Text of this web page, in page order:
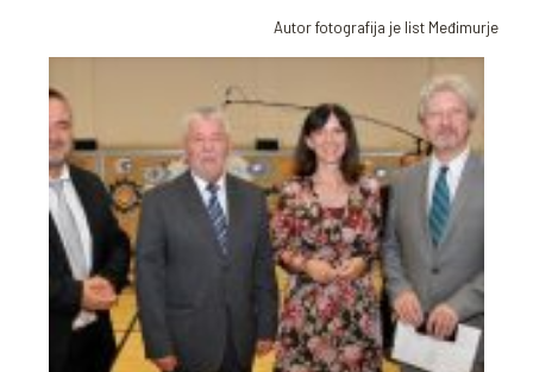
Autor fotografija je list Međimurje